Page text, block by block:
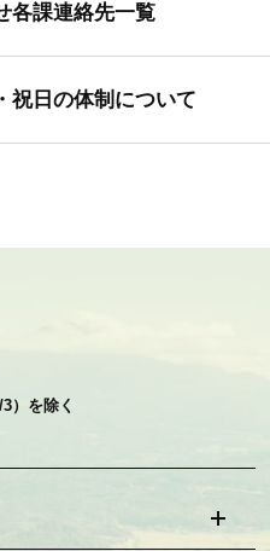
各課連絡先一覧
祝日の体制について
）を除く